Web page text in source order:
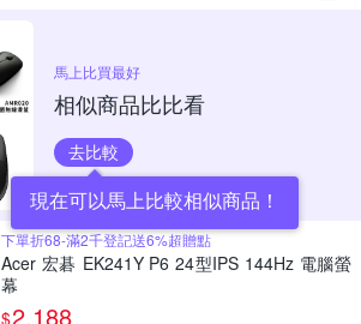
馬上比買最好
相似商品比比看
去比較
現在可以馬上比較相似商品！
下單折68-滿2千登記送6%超贈點
Acer 宏碁 EK241Y P6 24型IPS 144Hz 電腦螢
幕
$2,188